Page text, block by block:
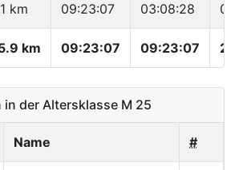
km 09:23:07 03:08:28
km 09:23:07 09:23:07
der Altersklasse M 25
Name #